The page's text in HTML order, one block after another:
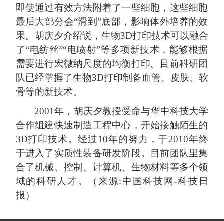
即使通过有效方法附着了一些细胞，这些细胞
最后大部分会“滑到”底部，影响体外培养的效
果。胡庆夕介绍说，生物3D打印技术可以融合
了“电纺丝”“电喷射”等多项新技术，能够根据
需要进行宏微纳尺度的均衡打印。目前科研团
队已经掌握了生物3D打印制备血管、皮肤、软
骨等的新技术。
2001年，胡庆夕教授受命与华中科技大学
合作组建快速制造工程中心，开始接触陌生的
3D打印技术。经过10年的努力，于2010年终
于进入了实质性装备研发阶段。目前团队里集
合了机械、控制、计算机、生物材料等多个领
域的科研人才。（来源:中国科技网-科技日
报）